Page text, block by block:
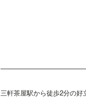
三軒茶屋駅から徒歩2分の好